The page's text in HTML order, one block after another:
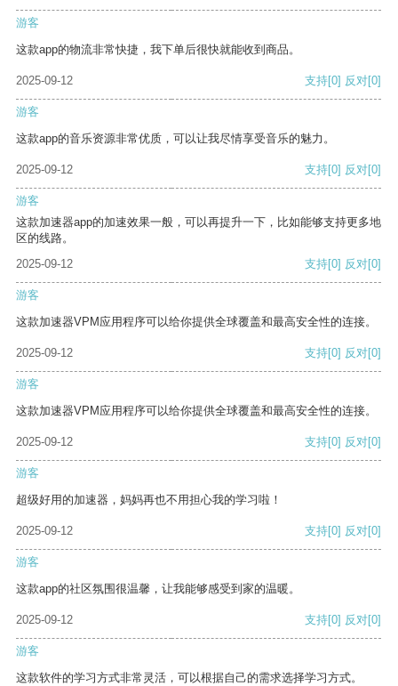
游客
这款app的物流非常快捷，我下单后很快就能收到商品。
2025-09-12 支持[0] 反对[0]
游客
这款app的音乐资源非常优质，可以让我尽情享受音乐的魅力。
2025-09-12 支持[0] 反对[0]
游客
这款加速器app的加速效果一般，可以再提升一下，比如能够支持更多地
区的线路。
2025-09-12
支持[0] 反对[0]
游客
这款加速器VPM应用程序可以给你提供全球覆盖和最高安全性的连接。
2025-09-12 支持[0] 反对[0]
游客
这款加速器VPM应用程序可以给你提供全球覆盖和最高安全性的连接。
2025-09-12 支持[0] 反对[0]
游客
超级好用的加速器，妈妈再也不用担心我的学习啦！
2025-09-12 支持[0] 反对[0]
游客
这款app的社区氛围很温馨，让我能够感受到家的温暖。
2025-09-12 支持[0] 反对[0]
游客
这款软件的学习方式非常灵活，可以根据自己的需求选择学习方式。